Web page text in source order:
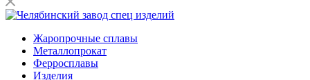
Жаропрочные сплавы
Металлопрокат
Ферросплавы
Изделия